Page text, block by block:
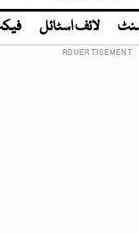
لائف اسٹائل